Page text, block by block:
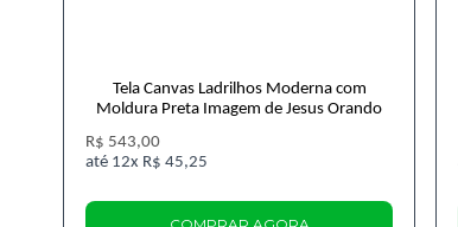
Tela Canvas Ladrilhos Moderna com
Moldura Preta Imagem de Jesus Orando
R$ 543,00
12x R$ 45,25